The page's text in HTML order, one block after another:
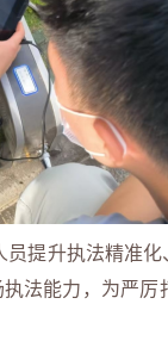
提升执法精准
法能力，为严